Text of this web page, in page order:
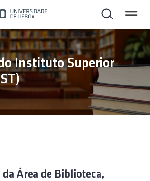
Instituto Superior
da Área de Biblioteca,